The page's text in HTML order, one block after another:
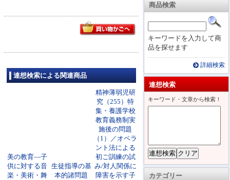
商品検索
キーワードを入力して商
品を探せます
詳細検索
連想検索
キーワード・文章から検索！
カテゴリー
連想検索による関連商品
美の教育―子
供に対する音
楽・美術・舞
生徒指導の基
本的諸問題
精神薄弱児研
究（255）特
集・養護学校
教育義務制実
施後の問題
（1）／オペラ
ント法による
初ご訓練の試
み/対人関係に
障害を示す子